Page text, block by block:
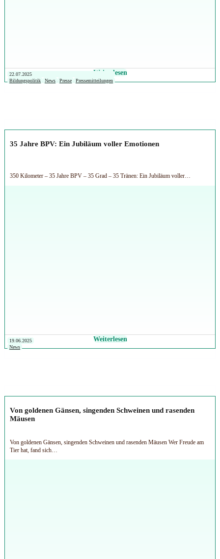
22.07.2025
Bildungspolitik
News Presse Pressemitteilungen
Weiterlesen
35 Jahre BPV: Ein Jubiläum voller Emotionen
350 Kilometer – 35 Jahre BPV – 35 Grad – 35 Tränen: Ein Jubiläum voller…
19.06.2025
News
Weiterlesen
Von goldenen Gänsen, singenden Schweinen und rasenden
Mäusen
Von goldenen Gänsen, singenden Schweinen und rasenden Mäusen Wer Freude am
Tier hat, fand sich…